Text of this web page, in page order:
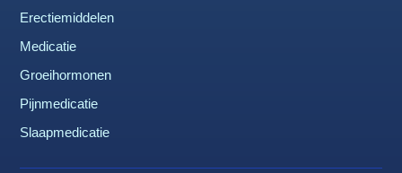
Erectiemiddelen
Medicatie
Groeihormonen
Pijnmedicatie
Slaapmedicatie